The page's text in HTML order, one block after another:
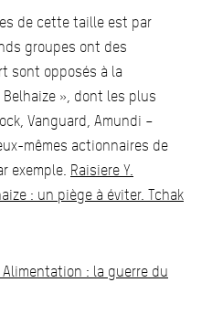
de cette taille est par
groupes ont des
sont opposés à la
», dont les plus
Vanguard, Amundi –
mêmes actionnaires de
exemple. Raisiere Y.
: un piège à éviter. Tchak
: la guerre du